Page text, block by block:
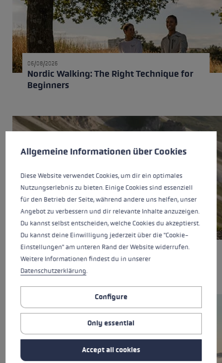
06/08/2026
Nordic Walking: The Right Technique for
Beginners
Trekking poles, trail running poles, or
Nordic Walking poles: What's the
difference?
Cookie preferences
This website uses cookies to give you the best possible experience.
Allgemeine Informationen über Cookies
Diese Website verwendet Cookies, um dir ein optimales
Nutzungserlebnis zu bieten. Einige Cookies sind essenziell
für den Betrieb der Seite, während andere uns helfen, unser
Angebot zu verbessern und dir relevante Inhalte anzuzeigen.
Du kannst selbst entscheiden, welche Cookies du akzeptierst.
Du kannst deine Einwilligung jederzeit über die "Cookie-
Einstellungen" am unteren Rand der Website widerrufen.
Weitere Informationen findest du in unserer
Datenschutzerklärung.
Configure
Only essential
Accept all cookies